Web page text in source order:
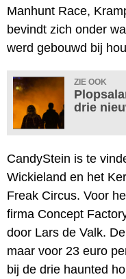
Manhunt Race,
bevindt zich onder
werd gebouwd bij
ZIE OOK
drie
CandyStein is te
Wickieland en het
Freak Circus. Voor
firma Concept
door Lars de Valk.
maar voor 23 euro
bij de drie haunted